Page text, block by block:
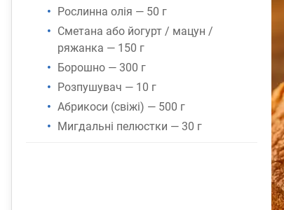
Рослинна олія — 50 г
Сметана або йогурт / мацун /
ряжанка — 150 г
Борошно — 300 г
Розпушувач — 10 г
Абрикоси (свіжі) — 500 г
Мигдальні пелюстки — 30 г